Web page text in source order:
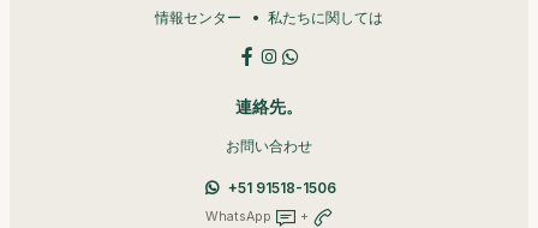
情報センター 私たちに関しては
連絡先。
お問い合わせ
+51 91518-1506
WhatsApp +